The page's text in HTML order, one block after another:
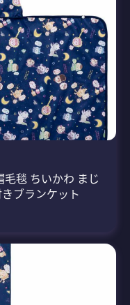
毯 ちいかわ まじ
ブランケット